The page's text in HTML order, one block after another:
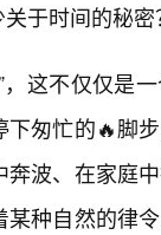
于时间的秘密
这不仅仅是
匆忙的🔥脚
波、在家庭中
种自然的律